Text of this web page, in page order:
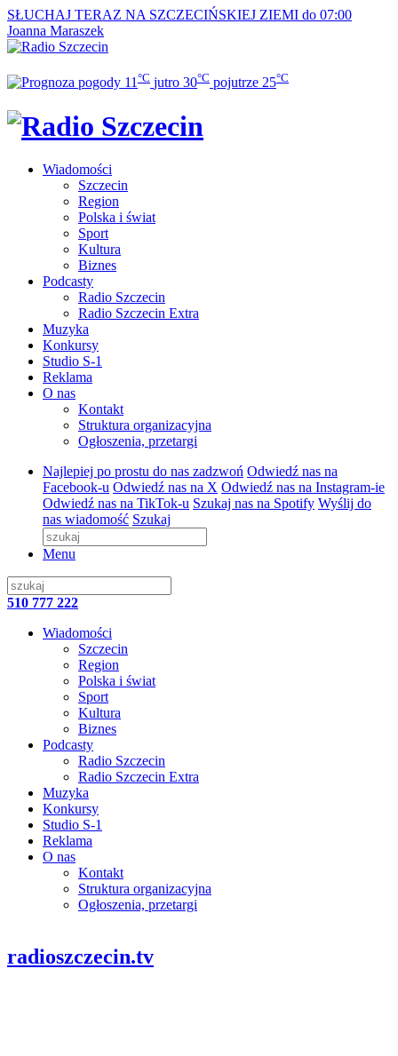
SŁUCHAJ TERAZ NA SZCZECIŃSKIEJ ZIEMI do 07:00
Joanna Maraszek
11 °C jutro 30°C pojutrze 25°C
Wiadomości
Szczecin
Region
Polska i świat
Sport
Kultura
Biznes
Podcasty
Radio Szczecin
Radio Szczecin Extra
Muzyka
Konkursy
Studio S-1
Reklama
O nas
Kontakt
Struktura organizacyjna
Ogłoszenia, przetargi
Najlepiej po prostu do nas zadzwoń Odwiedź nas na
Facebook-u Odwiedź nas na X Odwiedź nas na Instagram-ie
Odwiedź nas na TikTok-u Szukaj nas na Spotify Wyślij do
nas wiadomość Szukaj
Menu
510 777 222
Wiadomości
Szczecin
Region
Polska i świat
Sport
Kultura
Biznes
Podcasty
Radio Szczecin
Radio Szczecin Extra
Muzyka
Konkursy
Studio S-1
Reklama
O nas
Kontakt
Struktura organizacyjna
Ogłoszenia, przetargi
radioszczecin.tv